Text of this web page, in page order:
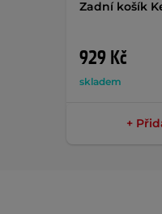
Zadní košík
929 Kč
skladem
+